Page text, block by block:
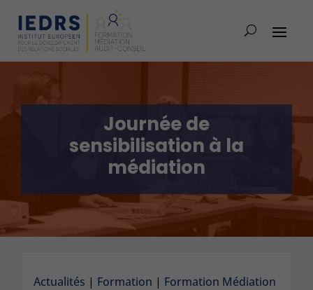
Journée de
sensibilisation à la
médiation
Actualités | Formation | Formation Médiation